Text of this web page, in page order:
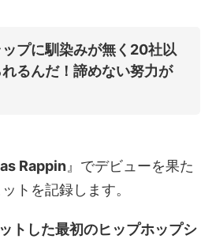
プに馴染みが無く20社以
るんだ！諦めない努力が
Rappin』でデビューを果た
トを記録します。
トした最初のヒップホップシ